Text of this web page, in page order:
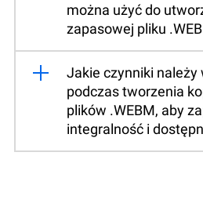
można użyć do
zapasowej pliku
Jakie czynniki należy
podczas tworzenia
plików .WEBM, aby
integralność i